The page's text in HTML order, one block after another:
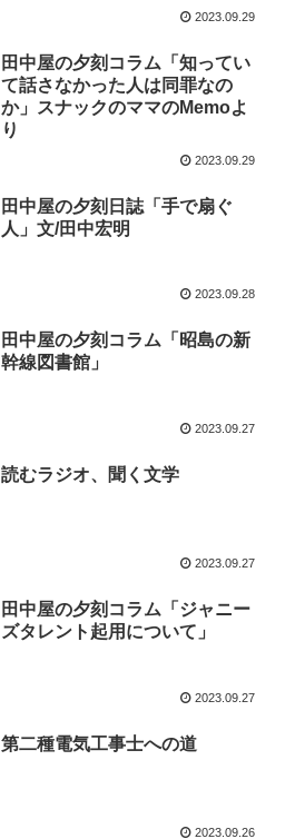
2023.09.29
田中屋の夕刻コラム「知ってい
て話さなかった人は同罪なの
か」スナックのママのMemoよ
り
2023.09.29
田中屋の夕刻日誌「手で扇ぐ
人」文/田中宏明
2023.09.28
田中屋の夕刻コラム「昭島の新
幹線図書館」
2023.09.27
読むラジオ、聞く文学
2023.09.27
田中屋の夕刻コラム「ジャニー
ズタレント起用について」
2023.09.27
第二種電気工事士への道
2023.09.26